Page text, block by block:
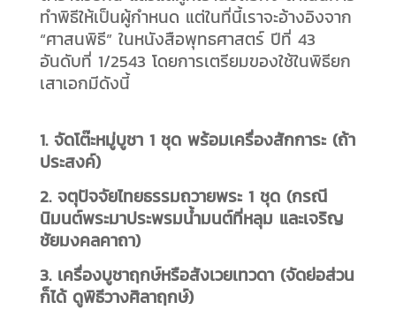
ทำพิธีให้เป็นผู้กำหนด แต่ในที่นี้เราจะอ้างอิงจาก
“ศาสนพิธี” ในหนังสือพุทธศาสตร์ ปีที่ 43
อันดับที่ 1/2543 โดยการเตรียมของใช้ในพิธียก
เสาเอกมีดังนี้
1. จัดโต๊ะหมู่บูชา 1 ชุด พร้อมเครื่องสักการะ (ถ้า
ประสงค์)
2. จตุปัจจัยไทยธรรมถวายพระ 1 ชุด (กรณี
นิมนต์พระมาประพรมน้ำมนต์ที่หลุม และเจริญ
ชัยมงคลคาถา)
3. เครื่องบูชาฤกษ์หรือสังเวยเทวดา (จัดย่อส่วน
ก็ได้ ดูพิธีวางศิลาฤกษ์)